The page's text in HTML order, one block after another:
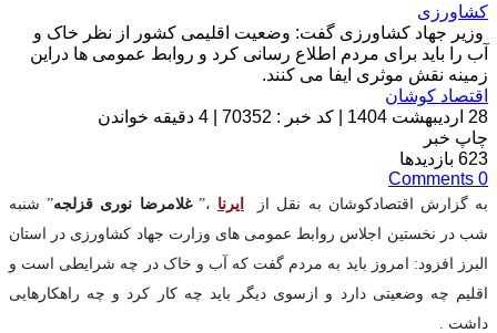
کشاورزی
وزیر جهاد کشاورزی گفت: وضعیت اقلیمی کشور از نظر خاک و
آب را باید برای مردم اطلاع رسانی کرد و روابط عمومی ها دراین
زمینه نقش موثری ایفا می کنند.
اقتصاد کوشان
28 اردیبهشت 1404
کد خبر : 70352
4 دقیقه خواندن
چاپ خبر
623 بازدیدها
0
Comments
به گزارش اقتصادکوشان به نقل از ایرنا ،”غلامرضا نوری قزلجه” شنبه
شب در نخستین اجلاس روابط عمومی های وزارت جهاد کشاورزی در استان
البرز افزود: امروز باید به مردم گفت که آب و خاک در چه شرایطی است و
اقلیم چه وضعیتی دارد و ازسوی دیگر باید چه کار کرد و چه راهکارهایی
داشت .